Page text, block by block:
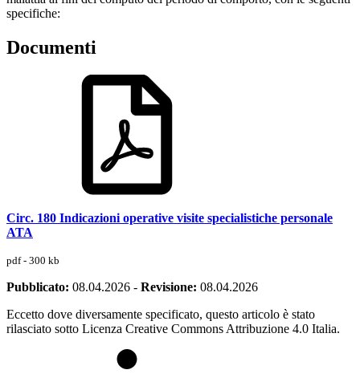
specifiche:
Documenti
Circ. 180 Indicazioni operative visite specialistiche personale
ATA
pdf - 300 kb
Pubblicato: 08.04.2026 - Revisione: 08.04.2026
Eccetto dove diversamente specificato, questo articolo è stato
rilasciato sotto Licenza Creative Commons Attribuzione 4.0 Italia.